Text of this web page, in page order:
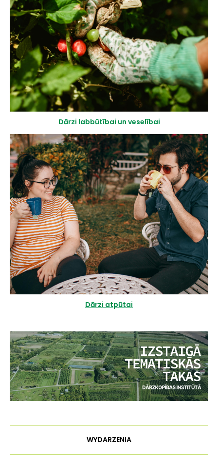
Dārzi labbūtībai un veselībai
Dārzi atpūtai
WYDARZENIA